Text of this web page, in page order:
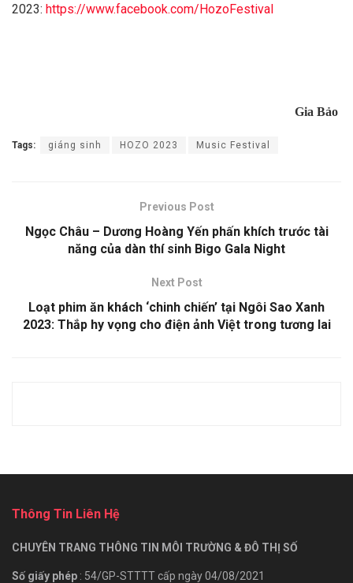
2023: https://www.facebook.com/HozoFestival
Gia Bảo
Tags: giáng sinh HOZO 2023 Music Festival
Previous Post
Ngọc Châu – Dương Hoàng Yến phấn khích trước tài
năng của dàn thí sinh Bigo Gala Night
Next Post
Loạt phim ăn khách ‘chinh chiến’ tại Ngôi Sao Xanh
2023: Thắp hy vọng cho điện ảnh Việt trong tương lai
Thông Tin Liên Hệ
CHUYÊN TRANG THÔNG TIN MÔI TRƯỜNG & ĐÔ THỊ SỐ
Số giấy phép : 54/GP-STTTT cấp ngày 04/08/2021